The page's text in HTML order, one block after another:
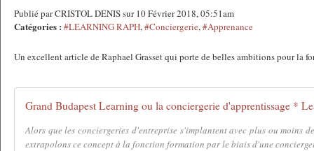
Publié par CRISTOL DENIS sur 10 Février 2018, 05:51am
Catégories : #LEARNING RAPH,#Conciergerie,#Apprenance
Un excellent article de Raphael Grasset qui porte de belles ambitions pour la
Grand Budapest Learning ou la conciergerie d'apprentissage *
Alors que les conciergeries d'entreprise s'implantent avec plus ou moins
extrapolons ce concept à la fonction formation par le biais d'une